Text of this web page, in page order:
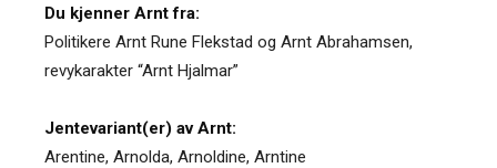
Du kjenner Arnt fra:
Politikere Arnt Rune Flekstad og Arnt Abrahamsen,
revykarakter “Arnt Hjalmar”
Jentevariant(er) av Arnt:
Arentine, Arnolda, Arnoldine, Arntine